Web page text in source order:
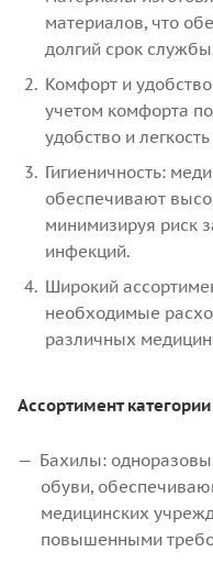
материалов, что
долгий срок
Комфорт и
учетом комфорта
удобство и
Гигиеничность:
обеспечивают
минимизируя риск
инфекций.
Широкий
необходимые
различных
Ассортимент
Бахилы:
обуви,
медицинских
повышенными